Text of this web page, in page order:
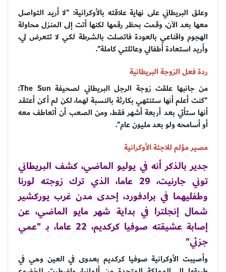
وعلق البريطاني على نهاية علاقته بالأوكرانية: "لا أريد التواصل
معها بعد الآن، وقمت بحظر رقمها لكنها أتت إلى المنزل محاولة
الهجوم واقناعي بالعودة فاتصلت بالشرطة لكي لا تتعرض لي،
وأريد استعادة أطفالي وعائلتي كاملة".
ردة فعل الزوجة البريطانية
من جانبها علقت زوجة الرجل البريطاني لصحيفة The Sun:
"كنت أعلم أنها ستنتهي بكارثة بالنسبة لهما، لكن لم أكن أعتقد
أنها ستأتي بعد أربعة أشهر فقط، ومن الصعب أن أتعاطف معه
أو أسامحه ولو بعد مليون عام".
مصير مؤلم للاجئة الأوكرانية
جدير بالذكر أنه في يوليو الماضي، كشف البريطاني
توني جارنيت، 29 عاما، الذي ترك زوجته لورنا
وطفليهما في برادفورد، ‏إحدى مدن غرب يوركشير
شمال إنجلترا في بداية شهر مايو الماضي، عن
إصابة عشيقته صوفيا كركديم، 22 عاما، بـ "عمي
جزئي"
وأصيبت الأوكرانية صوفيا كركديم بعدوى في العين وهي في